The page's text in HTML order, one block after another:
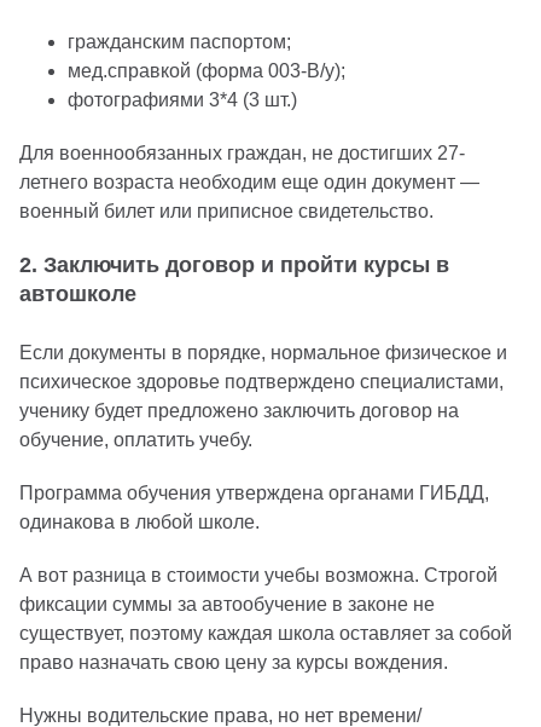
гражданским паспортом;
мед.справкой (форма 003-В/у);
фотографиями 3*4 (3 шт.)
Для военнообязанных граждан, не достигших 27-
летнего возраста необходим еще один документ —
военный билет или приписное свидетельство.
2. Заключить договор и пройти курсы в
автошколе
Если документы в порядке, нормальное физическое и
психическое здоровье подтверждено специалистами,
ученику будет предложено заключить договор на
обучение, оплатить учебу.
Программа обучения утверждена органами ГИБДД,
одинакова в любой школе.
А вот разница в стоимости учебы возможна. Строгой
фиксации суммы за автообучение в законе не
существует, поэтому каждая школа оставляет за собой
право назначать свою цену за курсы вождения.
Нужны водительские права, но нет времени/